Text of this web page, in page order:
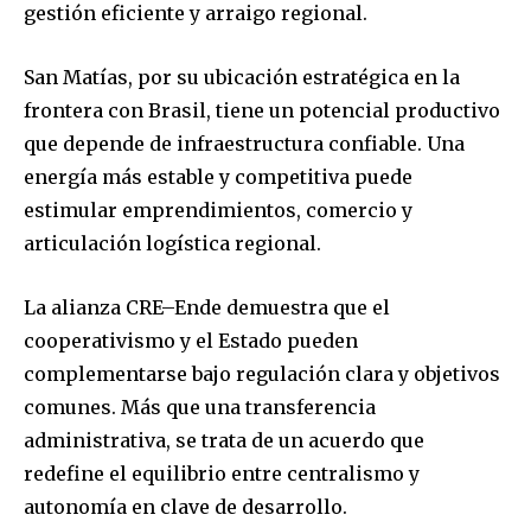
gestión eficiente y arraigo regional.
San Matías, por su ubicación estratégica en la
frontera con Brasil, tiene un potencial productivo
que depende de infraestructura confiable. Una
energía más estable y competitiva puede
estimular emprendimientos, comercio y
articulación logística regional.
La alianza CRE–Ende demuestra que el
cooperativismo y el Estado pueden
complementarse bajo regulación clara y objetivos
comunes. Más que una transferencia
administrativa, se trata de un acuerdo que
redefine el equilibrio entre centralismo y
autonomía en clave de desarrollo.